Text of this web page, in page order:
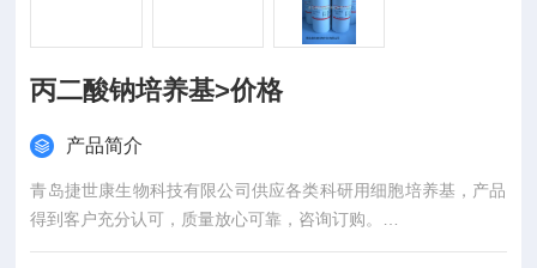
丙二酸钠培养基>价格
产品简介
青岛捷世康生物科技有限公司供应各类科研用细胞培养基，产品
得到客户充分认可，质量放心可靠，咨询订购。
丙二酸钠培养基